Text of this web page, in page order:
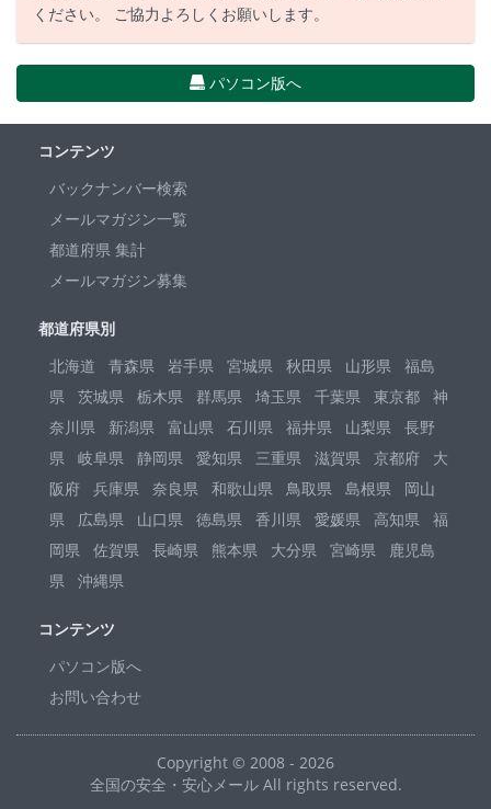
ください。 ご協力よろしくお願いします。
パソコン版へ
コンテンツ
バックナンバー検索
メールマガジン一覧
都道府県 集計
メールマガジン募集
都道府県別
北海道
青森県 岩手県 宮城県 秋田県 山形県
福島
県
茨城県 栃木県 群馬県 埼玉県 千葉県 東京都
神
奈川県
新潟県 富山県 石川県 福井県 山梨県
長野
県
岐阜県 静岡県 愛知県 三重県 滋賀県 京都府
大
阪府
兵庫県 奈良県 和歌山県 鳥取県 島根県
岡山
県
広島県 山口県 徳島県 香川県 愛媛県 高知県
福
岡県
佐賀県 長崎県 熊本県 大分県 宮崎県
鹿児島
県
沖縄県
コンテンツ
パソコン版へ
お問い合わせ
Copyright © 2008 - 2026
全国の安全・安心メール All rights reserved.